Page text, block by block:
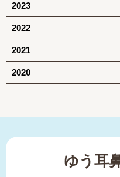
2023
2022
2021
2020
ゆう耳